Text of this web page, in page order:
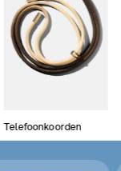
Telefoonkoorden